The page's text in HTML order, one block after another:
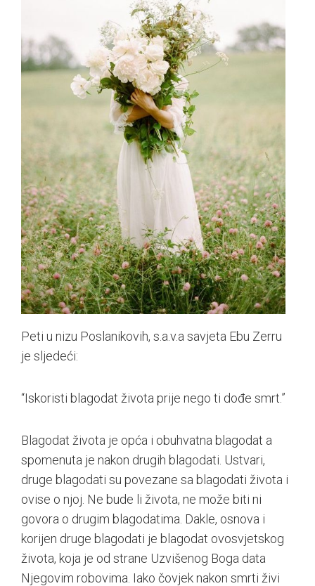
Peti u nizu Poslanikovih, s.a.v.a savjeta Ebu Zerru
je sljedeći:
“Iskoristi blagodat života prije nego ti dođe smrt.”
Blagodat života je opća i obuhvatna blagodat a
spomenuta je nakon drugih blagodati. Ustvari,
druge blagodati su povezane sa blagodati života i
ovise o njoj. Ne bude li života, ne može biti ni
govora o drugim blagodatima. Dakle, osnova i
korijen druge blagodati je blagodat ovosvjetskog
života, koja je od strane Uzvišenog Boga data
Njegovim robovima. Iako čovjek nakon smrti živi